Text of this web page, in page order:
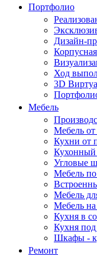
Портфолио
Дизайн-
Ход
3D
Мебель
Мебель от
Кухни от
Кухонный
Угловые
Мебель по
Мебель
Мебель на
Кухня в
Кухня
Шкафы -
Ремонт